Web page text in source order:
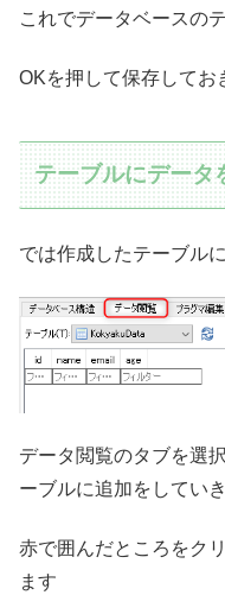
これでデータベースの
OKを押して保存してお
テーブルにデータ
では作成したテーブル
データ閲覧のタブを選
ーブルに追加をしてい
赤で囲んだところをク
ます